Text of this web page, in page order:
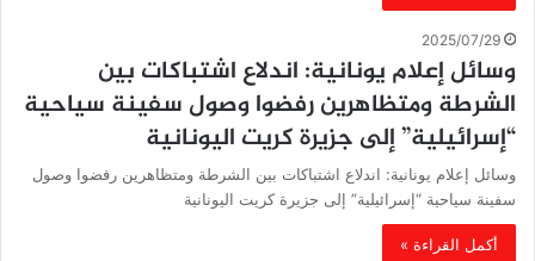
2025/07/29
وسائل إعلام يونانية: اندلاع اشتباكات بين
الشرطة ومتظاهرين رفضوا وصول سفينة سياحية
“إسرائيلية” إلى جزيرة كريت اليونانية
وسائل إعلام يونانية: اندلاع اشتباكات بين الشرطة ومتظاهرين رفضوا وصول
سفينة سياحية “إسرائيلية” إلى جزيرة كريت اليونانية
أكمل القراءة »